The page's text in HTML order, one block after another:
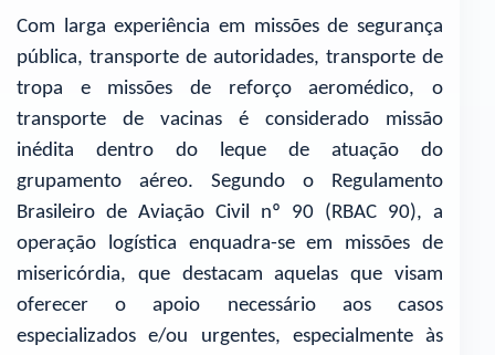
Com larga experiência em missões de segurança
pública, transporte de autoridades, transporte de
tropa e missões de reforço aeromédico, o
transporte de vacinas é considerado missão
inédita dentro do leque de atuação do
grupamento aéreo. Segundo o Regulamento
Brasileiro de Aviação Civil nº 90 (RBAC 90), a
operação logística enquadra-se em missões de
misericórdia, que destacam aquelas que visam
oferecer o apoio necessário aos casos
especializados e/ou urgentes, especialmente às